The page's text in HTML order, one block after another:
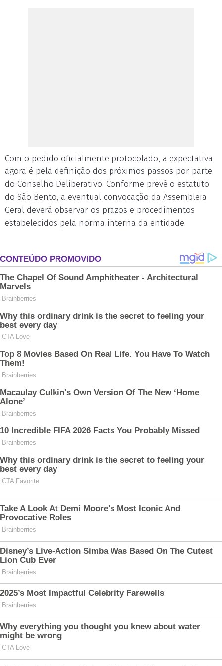
Com o pedido oficialmente protocolado, a expectativa
agora é pela definição dos próximos passos por parte
do Conselho Deliberativo. Conforme prevê o estatuto
do São Bento, a eventual convocação da Assembleia
Geral deverá observar os prazos e procedimentos
estabelecidos pela norma interna da entidade.